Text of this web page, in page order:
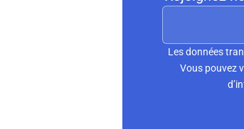
Les données
Vous pouvez